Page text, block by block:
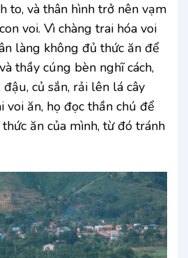
to, và thân hình trở nên vạm
voi. Vì chàng trai hóa voi
làng không đủ thức ăn để
thầy cúng bèn nghĩ cách,
củ sắn, rải lên lá cây
voi ăn, họ đọc thần chú để
ăn của mình, từ đó tránh